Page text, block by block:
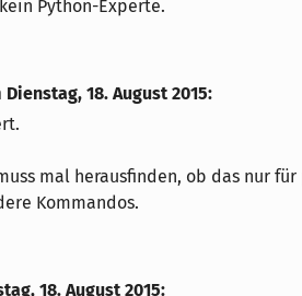
Python-Experte.
Dienstag, 18. August 2015:
mal herausfinden, ob das nur
Kommandos.
18. August 2015: